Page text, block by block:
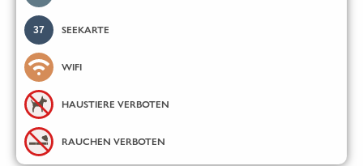
37 SEEKARTE
WIFI
HAUSTIERE VERBOTEN
RAUCHEN VERBOTEN